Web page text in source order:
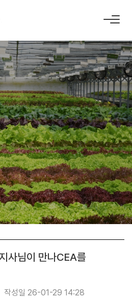
사님이 만나CEA를
작성일 26-01-29 14:28